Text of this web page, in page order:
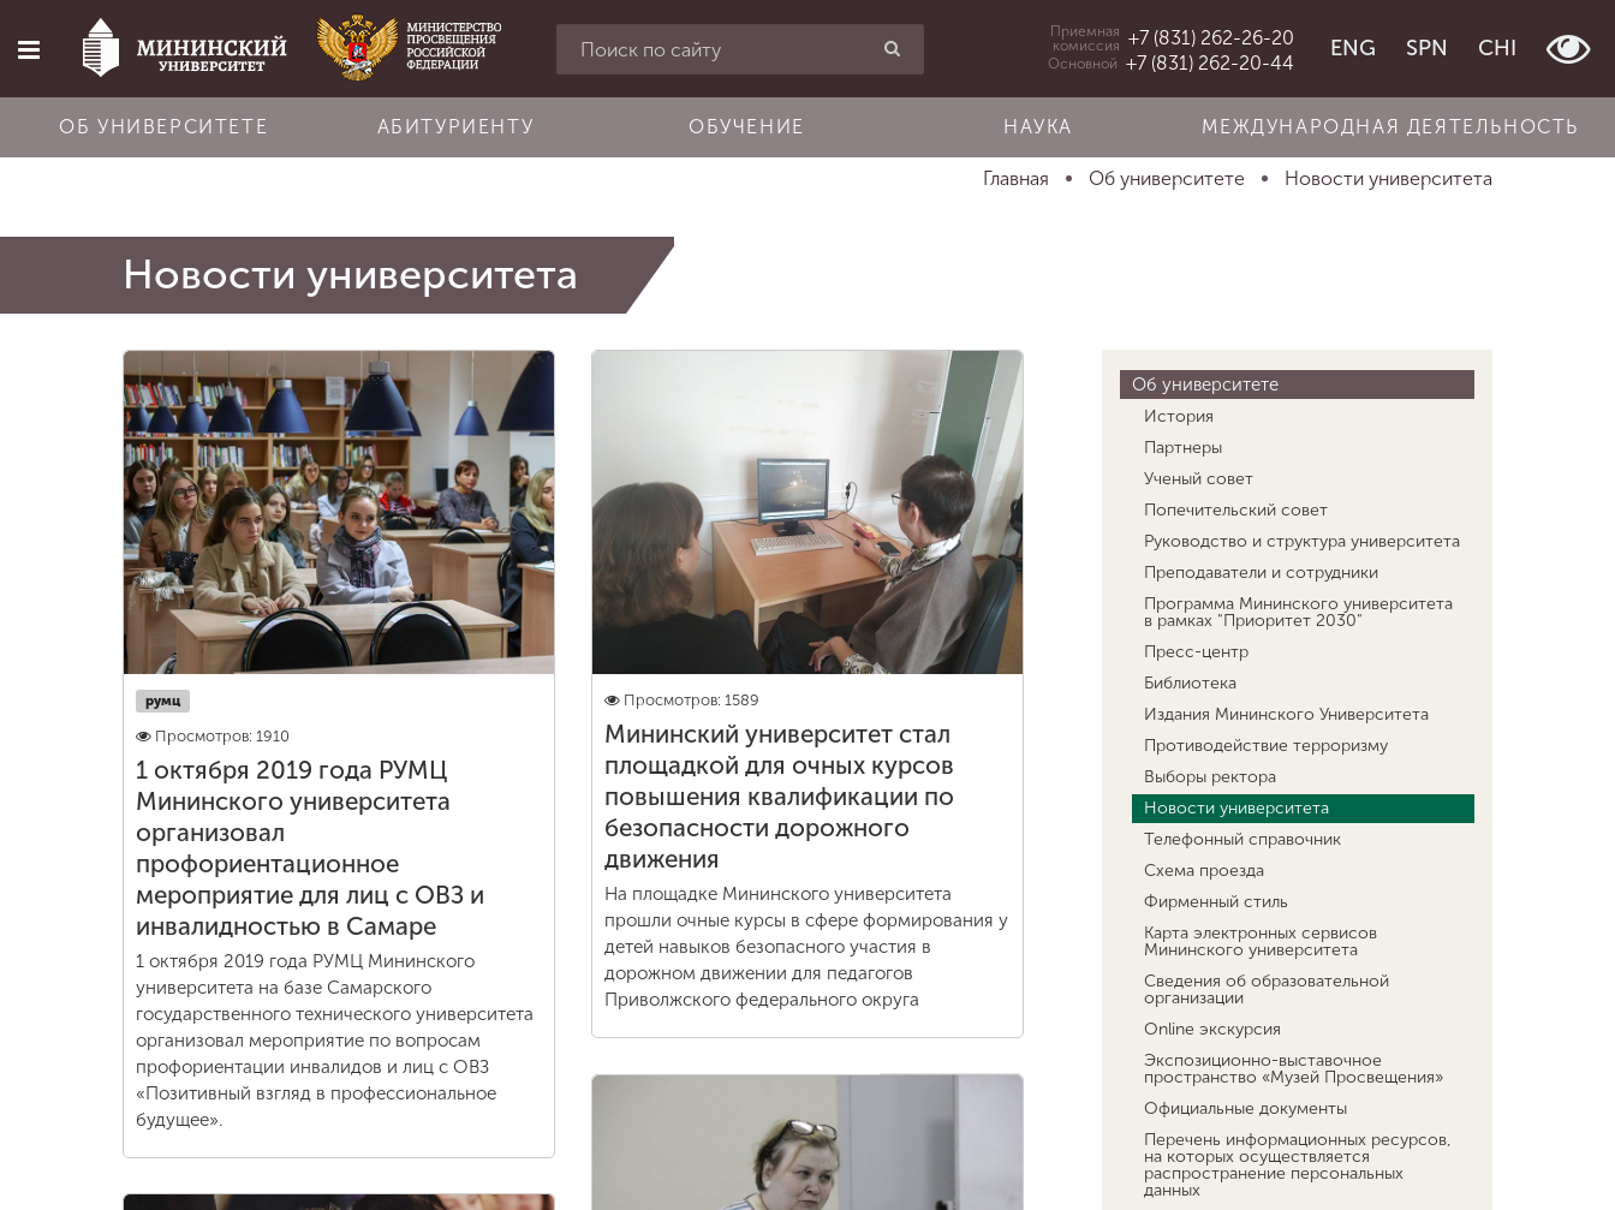
Об университете
Абитуриенту
Обучение
Наука
Международная
деятельность
Другие виды
деятельности
Студенческая
жизнь
Сведения об
образовательной
организации
Приемная
комиссия
+7 (831) 262-26-20
Приемная
комиссия +7 (831) 262-26-20
Основной +7 (831) 262-20-44
ENG SPN CHI
ОБ УНИВЕРСИТЕТЕ АБИТУРИЕНТУ ОБУЧЕНИЕ НАУКА МЕЖДУНАРОДНАЯ ДЕЯТЕЛЬНОСТЬ
Главная Об университете Новости университета
Новости университета
румц
Просмотров: 1910
1 октября 2019 года РУМЦ
Мининского университета
организовал
профориентационное
мероприятие для лиц с ОВЗ и
инвалидностью в Самаре
1 октября 2019 года РУМЦ Мининского
университета на базе Самарского
государственного технического университета
организовал мероприятие по вопросам
профориентации инвалидов и лиц с ОВЗ
«Позитивный взгляд в профессиональное
будущее».
Просмотров: 1589
Мининский университет стал
площадкой для очных курсов
повышения квалификации по
безопасности дорожного
движения
На площадке Мининского университета
прошли очные курсы в сфере формирования у
детей навыков безопасного участия в
дорожном движении для педагогов
Приволжского федерального округа
Об университете
История
Партнеры
Ученый совет
Попечительский совет
Руководство и структура университета
Преподаватели и сотрудники
Программа Мининского университета
в рамках "Приоритет 2030"
Пресс-центр
Библиотека
Издания Мининского Университета
Противодействие терроризму
Выборы ректора
Новости университета
Телефонный справочник
Схема проезда
Фирменный стиль
Карта электронных сервисов
Мининского университета
Сведения об образовательной
организации
Online экскурсия
Экспозиционно-выставочное
пространство «Музей Просвещения»
Официальные документы
Перечень информационных ресурсов,
на которых осуществляется
распространение персональных
данных